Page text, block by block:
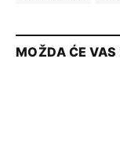
MOŽDA ĆE